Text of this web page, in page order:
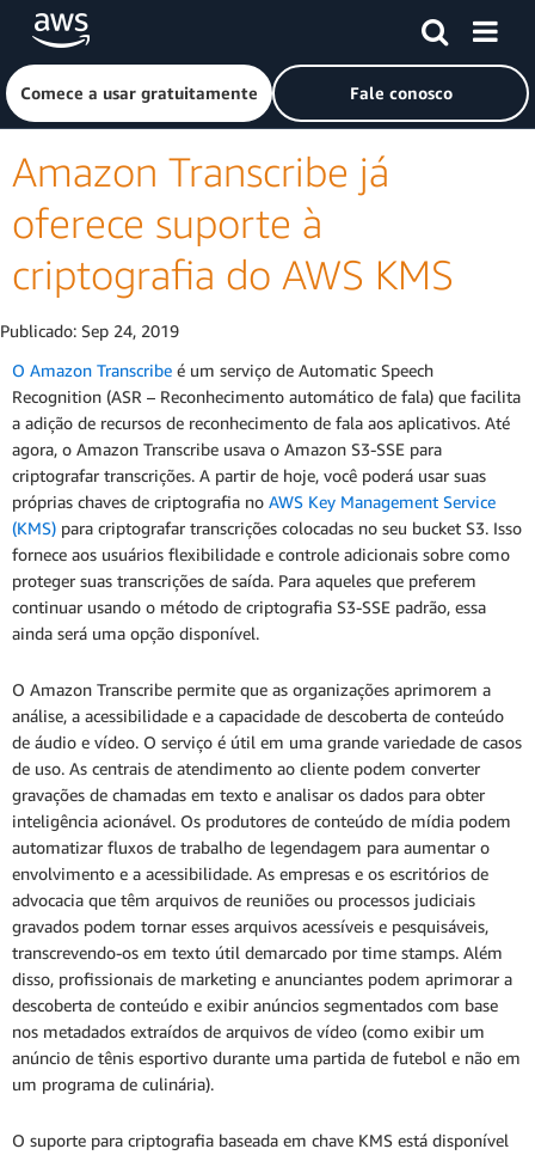
Pular para o conteúdo principal
Clique aqui para voltar à página inicial da Amazon Web
Comece a usar gratuitamente Fale conosco
Amazon Transcribe já
oferece suporte à
criptografia do AWS KMS
Publicado: Sep 24, 2019
O Amazon Transcribe é um serviço de Automatic Speech
Recognition (ASR – Reconhecimento automático de fala) que facilita
a adição de recursos de reconhecimento de fala aos aplicativos. Até
agora, o Amazon Transcribe usava o Amazon S3-SSE para
criptografar transcrições. A partir de hoje, você poderá usar suas
próprias chaves de criptografia no AWS Key Management Service
(KMS) para criptografar transcrições colocadas no seu bucket S3. Isso
fornece aos usuários flexibilidade e controle adicionais sobre como
proteger suas transcrições de saída. Para aqueles que preferem
continuar usando o método de criptografia S3-SSE padrão, essa
ainda será uma opção disponível.
O Amazon Transcribe permite que as organizações aprimorem a
análise, a acessibilidade e a capacidade de descoberta de conteúdo
de áudio e vídeo. O serviço é útil em uma grande variedade de casos
de uso. As centrais de atendimento ao cliente podem converter
gravações de chamadas em texto e analisar os dados para obter
inteligência acionável. Os produtores de conteúdo de mídia podem
automatizar fluxos de trabalho de legendagem para aumentar o
envolvimento e a acessibilidade. As empresas e os escritórios de
advocacia que têm arquivos de reuniões ou processos judiciais
gravados podem tornar esses arquivos acessíveis e pesquisáveis,
transcrevendo-os em texto útil demarcado por time stamps. Além
disso, profissionais de marketing e anunciantes podem aprimorar a
descoberta de conteúdo e exibir anúncios segmentados com base
nos metadados extraídos de arquivos de vídeo (como exibir um
anúncio de tênis esportivo durante uma partida de futebol e não em
um programa de culinária).
O suporte para criptografia baseada em chave KMS está disponível